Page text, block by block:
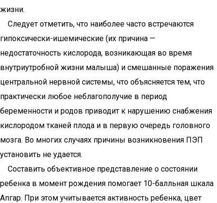
жизни.
Следует отметить, что наиболее часто встречаются
гипоксически-ишемические (их причина —
недостаточность кислорода, возникающая во время
внутриутробной жизни малыша) и смешанные поражения
центральной нервной системы, что объясняется тем, что
практически любое неблагополучие в период
беременности и родов приводит к нарушению снабжения
кислородом тканей плода и в первую очередь головного
мозга. Во многих случаях причины возникновения ПЭП
установить не удается.
Составить объективное представление о состоянии
ребенка в момент рождения помогает 10-балльная шкала
Апгар. При этом учитывается активность ребенка, цвет